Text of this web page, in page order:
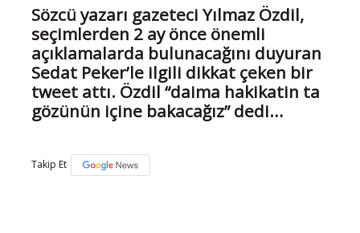
Sözcü yazarı gazeteci Yılmaz Özdil,
seçimlerden 2 ay önce önemli
açıklamalarda bulunacağını duyuran
Sedat Peker’le ilgili dikkat çeken bir
tweet attı. Özdil “daima hakikatin ta
gözünün içine bakacağız” dedi…
Takip Et